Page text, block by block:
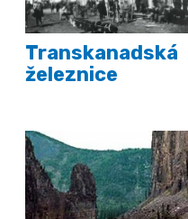
Transkanadská
železnice